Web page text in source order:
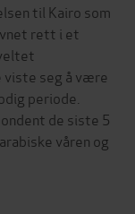
til Kairo som
rett i et
seg å være
periode.
de siste 5
våren og